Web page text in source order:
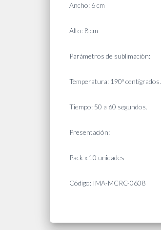
Ancho: 6 cm
Alto: 8 cm
Parámetros de sublimación:
Temperatura: 190º centígrados.
Tiempo: 50 a 60 segundos.
Presentación:
Pack x 10 unidades
Código: IMA-MCRC-0608